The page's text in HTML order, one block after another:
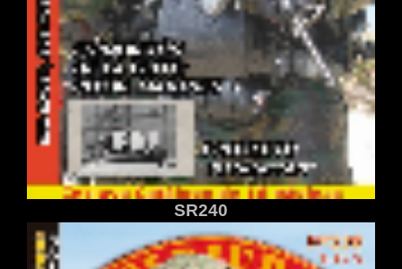
SR240